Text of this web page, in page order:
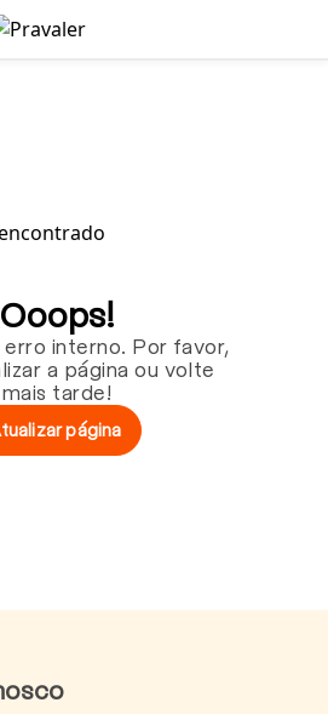
Ooops!
erro interno. Por favor,
a página ou volte
mais tarde!
página